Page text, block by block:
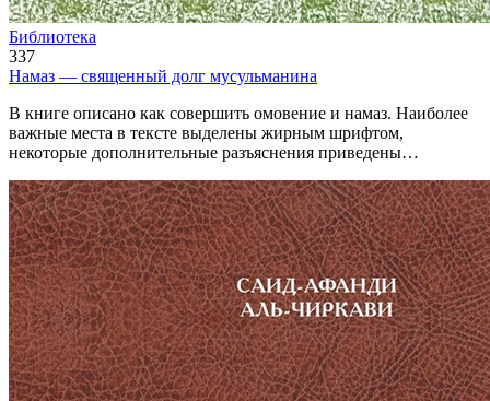
Библиотека
337
Намаз — священный долг мусульманина
В книге описано как совершить омовение и намаз. Наиболее
важные места в тексте выделены жирным шрифтом,
некоторые дополнительные разъяснения приведены…